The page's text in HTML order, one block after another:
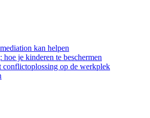
kan helpen
je kinderen te beschermen
conflictoplossing op de werkplek